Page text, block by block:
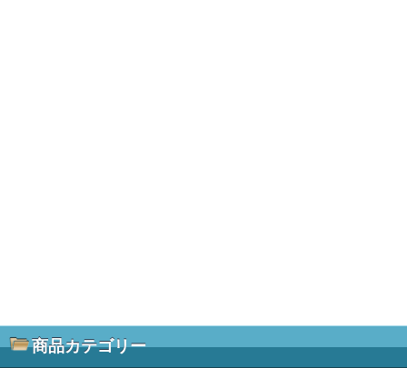
商品カテゴリー